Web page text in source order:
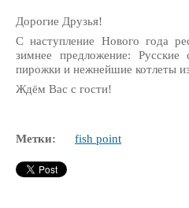
Дорогие Друзья!
С наступление Нового года
зимнее предложение:
пирожки и нежнейшие котлеты
Ждём Вас с гости!
Метки: fish point